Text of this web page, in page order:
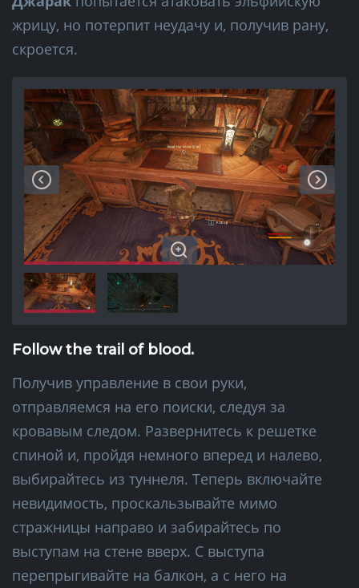
жрицу, но потерпит неудачу и, получив рану,
скроется.
Follow the trail of blood.
Получив управление в свои руки,
отправляемся на его поиски, следуя за
кровавым следом. Развернитесь к решетке
спиной и, пройдя немного вперед и налево,
выбирайтесь из туннеля. Теперь включайте
невидимость, проскальзывайте мимо
стражницы направо и забирайтесь по
выступам на стене вверх. С выступа
перепрыгивайте на балкон, а с него на